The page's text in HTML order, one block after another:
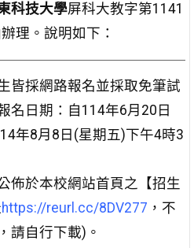
科技大學屏科大教字第1141
理。說明如下：
皆採網路報名並採取免筆試
名日期：自114年6月20日
年8月8日(星期五)下午4時3
佈於本校網站首頁之【招生
https://reurl.cc/8DV277 ，不
請自行下載)。